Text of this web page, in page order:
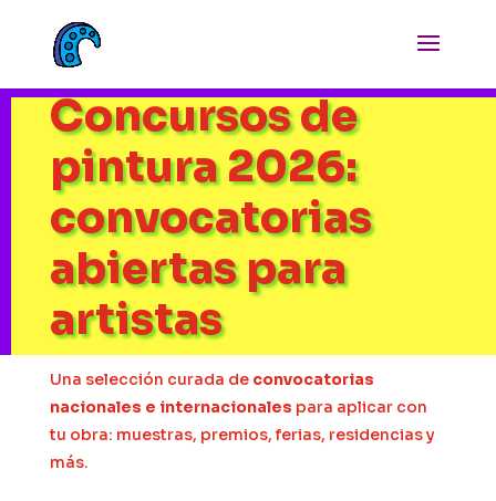
Concursos de
pintura 2026:
convocatorias
abiertas para
artistas
Una selección curada de convocatorias
nacionales e internacionales para aplicar con
tu obra: muestras, premios, ferias, residencias y
más.